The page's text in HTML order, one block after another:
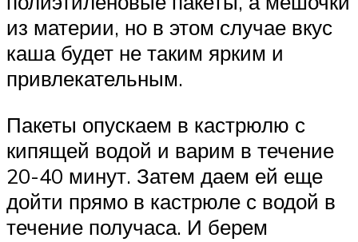
из материи, но в этом случае вкус
каша будет не таким ярким и
привлекательным.
Пакеты опускаем в кастрюлю с
кипящей водой и варим в течение
20-40 минут. Затем даем ей еще
дойти прямо в кастрюле с водой в
течение получаса. И берем